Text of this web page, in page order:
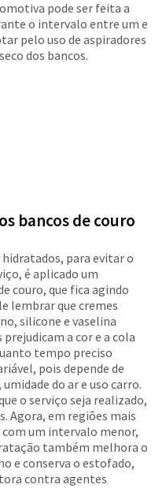
pode ser feita a
o intervalo entre um e
pelo uso de aspiradores
dos bancos.
bancos de couro
hidratados, para evitar o
é aplicado um
couro, que fica agindo
lembrar que cremes
silicone e vaselina
a cor e a cola
tempo preciso
pois depende de
do ar e uso carro.
o serviço seja realizado,
Agora, em regiões mais
um intervalo menor,
também melhora o
e conserva o estofado,
contra agentes